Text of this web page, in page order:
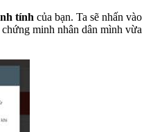
tính của bạn. Ta sẽ nhấn vào
minh nhân dân mình vừa